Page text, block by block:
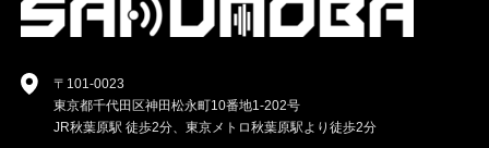
〒101-0023
東京都千代田区神田松永町10番地1-202号
JR秋葉原駅 徒歩2分、東京メトロ秋葉原駅より徒歩2分